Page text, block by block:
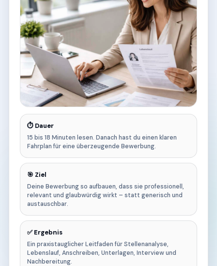
⏱️ Dauer
15 bis 18 Minuten lesen. Danach hast du einen klaren
Fahrplan für eine überzeugende Bewerbung.
🎯 Ziel
Deine Bewerbung so aufbauen, dass sie professionell,
relevant und glaubwürdig wirkt – statt generisch und
austauschbar.
✅ Ergebnis
Ein praxistauglicher Leitfaden für Stellenanalyse,
Lebenslauf, Anschreiben, Unterlagen, Interview und
Nachbereitung.